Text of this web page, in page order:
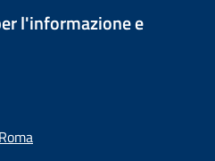
l'informazione e